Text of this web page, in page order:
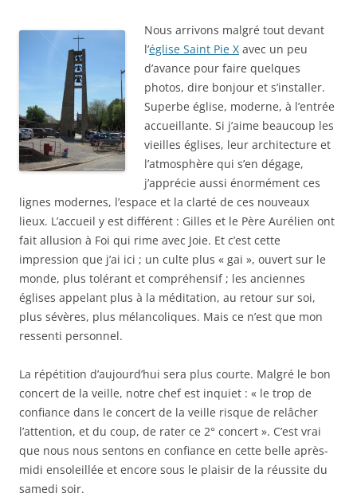
Nous arrivons malgré tout devant
l’église Saint Pie X avec un peu
d’avance pour faire quelques
photos, dire bonjour et s’installer.
Superbe église, moderne, à l’entrée
accueillante. Si j’aime beaucoup les
vieilles églises, leur architecture et
l’atmosphère qui s’en dégage,
j’apprécie aussi énormément ces
lignes modernes, l’espace et la clarté de ces nouveaux
lieux. L’accueil y est différent : Gilles et le Père Aurélien ont
fait allusion à Foi qui rime avec Joie. Et c’est cette
impression que j’ai ici ; un culte plus « gai », ouvert sur le
monde, plus tolérant et compréhensif ; les anciennes
églises appelant plus à la méditation, au retour sur soi,
plus sévères, plus mélancoliques. Mais ce n’est que mon
ressenti personnel.
La répétition d’aujourd’hui sera plus courte. Malgré le bon
concert de la veille, notre chef est inquiet : « le trop de
confiance dans le concert de la veille risque de relâcher
l’attention, et du coup, de rater ce 2° concert ». C’est vrai
que nous nous sentons en confiance en cette belle après-
midi ensoleillée et encore sous le plaisir de la réussite du
samedi soir.